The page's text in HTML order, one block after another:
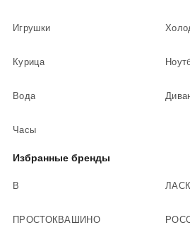
Игрушки
Курица
Вода
Часы
Избранные бренды
В
ПРОСТОКВАШИНО